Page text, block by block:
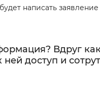
написать заявление
Вдруг
доступ и